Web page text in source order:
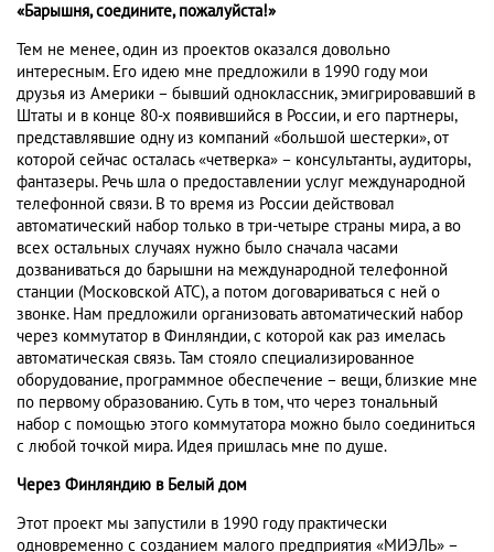
«Барышня, соедините, пожалуйста!»
Тем не менее, один из проектов оказался довольно
интересным. Его идею мне предложили в 1990 году мои
друзья из Америки – бывший одноклассник, эмигрировавший в
Штаты и в конце 80-х появившийся в России, и его партнеры,
представлявшие одну из компаний «большой шестерки», от
которой сейчас осталась «четверка» – консультанты, аудиторы,
фантазеры. Речь шла о предоставлении услуг международной
телефонной связи. В то время из России действовал
автоматический набор только в три-четыре страны мира, а во
всех остальных случаях нужно было сначала часами
дозваниваться до барышни на международной телефонной
станции (Московской АТС), а потом договариваться с ней о
звонке. Нам предложили организовать автоматический набор
через коммутатор в Финляндии, с которой как раз имелась
автоматическая связь. Там стояло специализированное
оборудование, программное обеспечение – вещи, близкие мне
по первому образованию. Суть в том, что через тональный
набор с помощью этого коммутатора можно было соединиться
с любой точкой мира. Идея пришлась мне по душе.
Через Финляндию в Белый дом
Этот проект мы запустили в 1990 году практически
одновременно с созданием малого предприятия «МИЭЛЬ» –